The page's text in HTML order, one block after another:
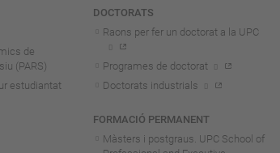
de
(PARS)
estudiantat
DOCTORATS
Raons per fer un doctorat a la UPC
Programes de doctorat
Doctorats industrials
FORMACIÓ PERMANENT
Màsters i postgraus. UPC School of